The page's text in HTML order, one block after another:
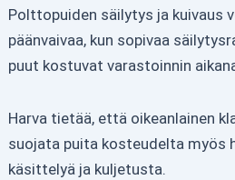
Polttopuiden säilytys ja kuivaus
päänvaivaa, kun sopivaa
puut kostuvat varastoinnin
Harva tietää, että oikeanlainen
suojata puita kosteudelta myös
käsittelyä ja kuljetusta.